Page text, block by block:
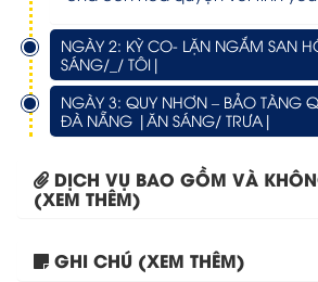
NGÀY 2: KỲ CO- LẶN NGẮM SAN
SÁNG/_/ TÔI|
NGÀY 3: QUY NHƠN – BẢO TÀNG
ĐÀ NẴNG |ĂN SÁNG/ TRƯA|
DỊCH VỤ BAO GỒM VÀ
(XEM THÊM)
GHI CHÚ (XEM THÊM)